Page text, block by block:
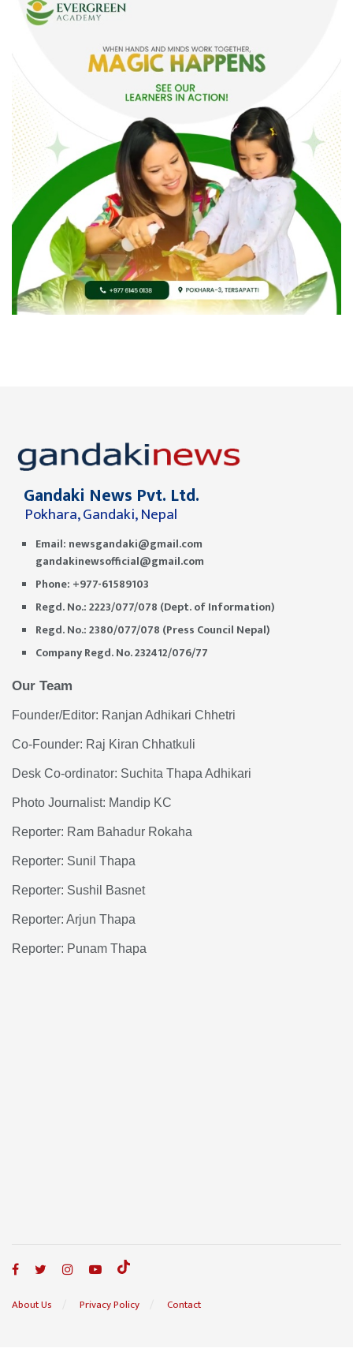
Gandaki News Pvt. Ltd.
Pokhara, Gandaki, Nepal
Email: newsgandaki@gmail.com
gandakinewsofficial@gmail.com
Phone: +977-61589103
Regd. No.: 2223/077/078 (Dept. of Information)
Regd. No.: 2380/077/078 (Press Council Nepal)
Company Regd. No. 232412/076/77
Our Team
Founder/Editor: Ranjan Adhikari Chhetri
Co-Founder: Raj Kiran Chhatkuli
Desk Co-ordinator: Suchita Thapa Adhikari
Photo Journalist: Mandip KC
Reporter: Ram Bahadur Rokaha
Reporter: Sunil Thapa
Reporter: Sushil Basnet
Reporter: Arjun Thapa
Reporter: Punam Thapa
About Us Privacy Policy Contact